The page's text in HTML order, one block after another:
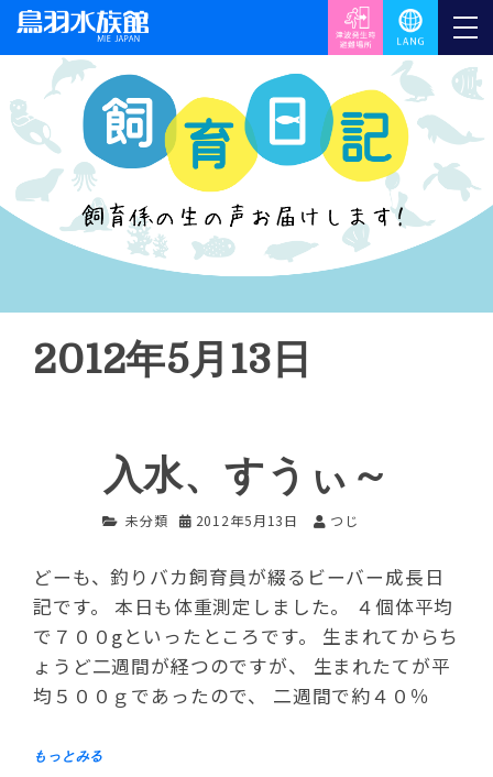
2012年5月13日
入水、すうぃ～
未分類 2012年5月13日 つじ
どーも、釣りバカ飼育員が綴るビーバー成長日
記です。 本日も体重測定しました。 ４個体平均
で７００gといったところです。 生まれてからち
ょうど二週間が経つのですが、 生まれたてが平
均５００ｇであったので、 二週間で約４０％